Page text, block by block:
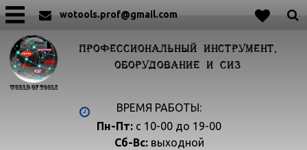
wotools.prof@gmail.com
ПРОФЕССИОНАЛЬНЫЙ ИНСТРУМЕНТ,
ОБОРУДОВАНИЕ И СИЗ
ВРЕМЯ РАБОТЫ:
Пн-Пт: с 10-00 до 19-00
Сб-Вс:выходной